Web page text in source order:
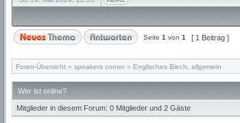
Seite 1 von 1 [ 1 Beitrag ]
Foren-Übersicht » speakers corner » Englisches Blech, allgemein
Wer ist online?
Mitglieder in diesem Forum: 0 Mitglieder und 2 Gäste